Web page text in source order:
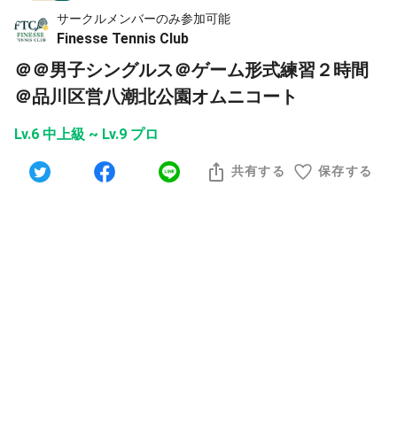
サークルメンバーのみ参加可能
Finesse Tennis Club
＠＠男子シングルス＠ゲーム形式練習２時間
＠品川区営八潮北公園オムニコート
Lv.6 中上級 ~ Lv.9 プロ
共有する 保存する